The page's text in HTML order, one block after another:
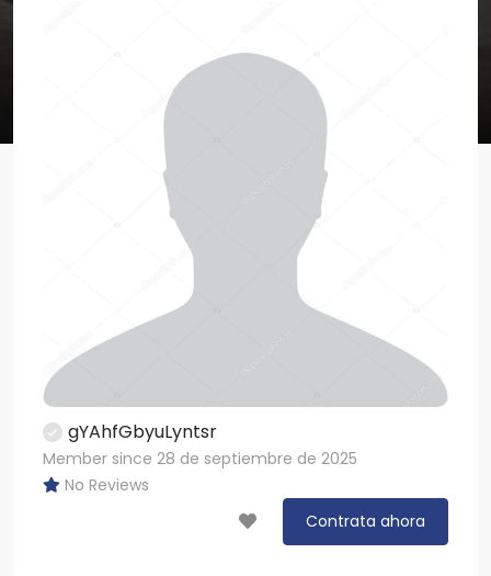
gYAhfGbyuLyntsr
Member since 28 de septiembre de 2025
No Reviews
Contrata ahora